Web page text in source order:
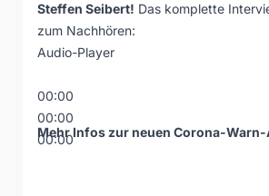
Steffen Seibert! Das komplette
zum Nachhören:
Audio-Player
00:00
00:00
00:00
Mehr Infos zur neuen Corona-